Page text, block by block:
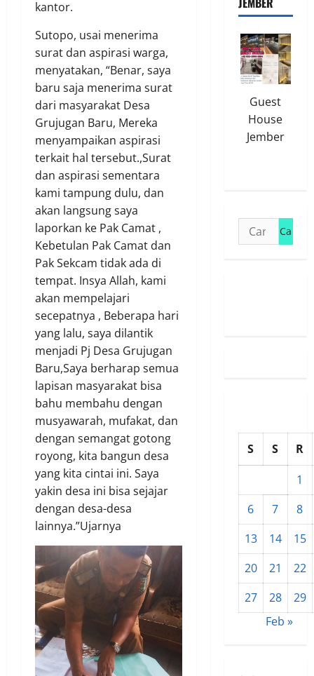
kantor.
Sutopo, usai menerima
surat dan aspirasi warga,
menyatakan, “Benar, saya
baru saja menerima surat
dari masyarakat Desa
Grujugan Baru, Mereka
menyampaikan aspirasi
terkait hal tersebut.,Surat
dan aspirasi sementara
kami tampung dulu, dan
akan langsung saya
laporkan ke Pak Camat ,
Kebetulan Pak Camat dan
Pak Sekcam tidak ada di
tempat. Insya Allah, kami
akan mempelajari
secepatnya , Beberapa hari
yang lalu, saya dilantik
menjadi Pj Desa Grujugan
Baru,Saya berharap semua
lapisan masyarakat bisa
bahu membahu dengan
musyawarah, mufakat, dan
dengan semangat gotong
royong, kita bangun desa
yang kita cintai ini. Saya
yakin desa ini bisa sejajar
dengan desa-desa
lainnya.”Ujarnya
Guest
House
Jember
Cari
untuk:
S S
R
1
6
7
8
13
14
15
20
21
22
27
28
29
Feb »